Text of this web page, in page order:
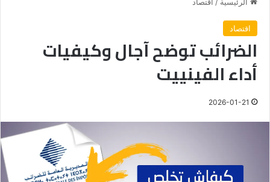
اقتصاد
الضرائب توضح آجال وكيفيات
أداء الفينييت
2026-01-21